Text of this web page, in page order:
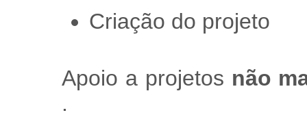
Criação do projeto
Apoio a projetos não